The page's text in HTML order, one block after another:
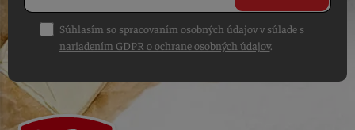
Súhlasím so spracovaním osobných údajov v súlade s
nariadením GDPR o ochrane osobných údajov.